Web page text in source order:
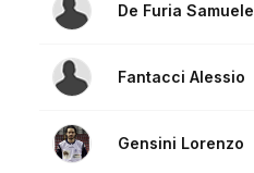
De Furia Samuele
Fantacci Alessio
Gensini Lorenzo